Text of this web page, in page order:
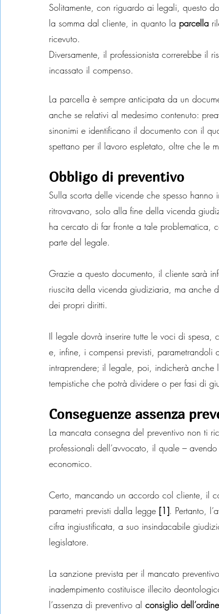
Solitamente, con riguardo ai legali, questo
la somma dal cliente, in quanto la parcella
ricevuto.
Diversamente, il professionista correrebbe il
incassato il compenso.
La parcella è sempre anticipata da un
anche se relativi al medesimo contenuto:
sinonimi e identificano il documento con il
spettano per il lavoro espletato, oltre che le
Obbligo di preventivo
Sulla scorta delle vicende che spesso
ritrovavano, solo alla fine della vicenda
ha cercato di far fronte a tale problematica,
parte del legale.
Grazie a questo documento, il cliente sarà
riuscita della vicenda giudiziaria, ma anche
dei propri diritti.
Il legale dovrà inserire tutte le voci di spesa,
e, infine, i compensi previsti,
intraprendere; il legale, poi, indicherà
tempistiche che potrà dividere o per fasi di
Conseguenze assenza
La mancata consegna del preventivo non ti
professionali dell’avvocato, il quale –
economico.
Certo, mancando un accordo col cliente, il
parametri previsti dalla legge [1]. Pertanto,
cifra ingiustificata, a suo insindacabile
legislatore.
La sanzione prevista per il mancato
inadempimento costituisce illecito
l’assenza di preventivo al consiglio dell’ordine